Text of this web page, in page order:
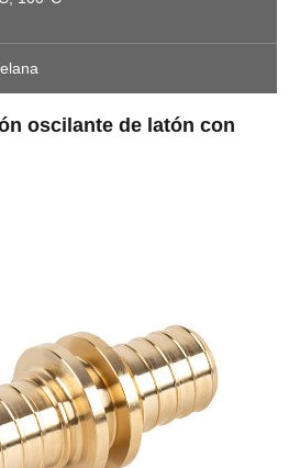
oscilante de latón con